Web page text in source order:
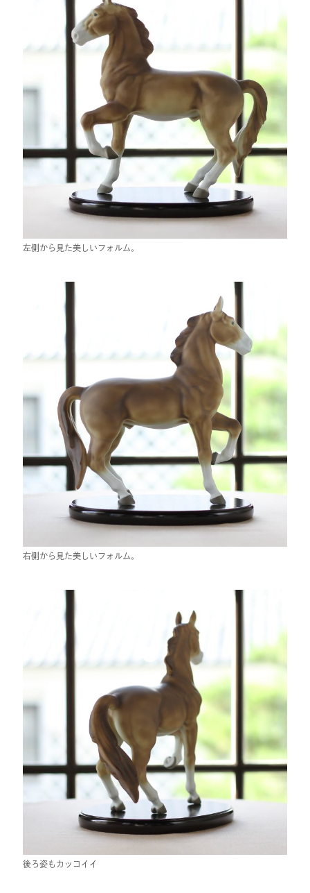
左側から見た美しいフォルム。
右側から見た美しいフォルム。
後ろ姿もカッコイイ